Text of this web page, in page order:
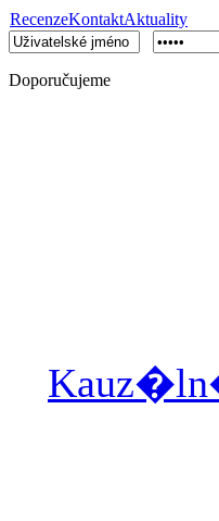
RecenzeKontaktAktuality
Doporučujeme